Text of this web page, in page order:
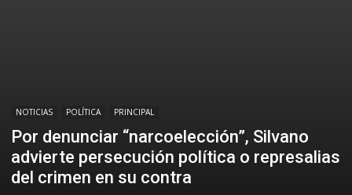
NOTICIAS POLÍTICA PRINCIPAL
Por denunciar “narcoelección”, Silvano
advierte persecución política o represalias
del crimen en su contra